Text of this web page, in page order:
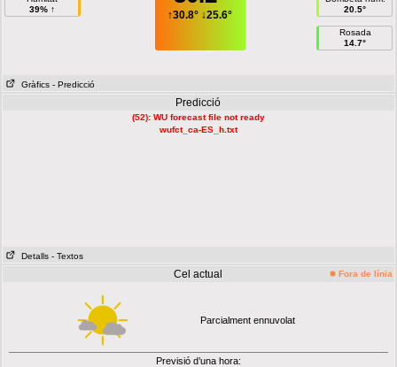
39% ↑
↑30.8° ↓25.6°
20.5°
Rosada
14.7°
Gràfics - Predicció
Predicció
(52): WU forecast file not ready
wufct_ca-ES_h.txt
Detalls - Textos
Cel actual Fora de línia
Parcialment ennuvolat
Previsió d’una hora: